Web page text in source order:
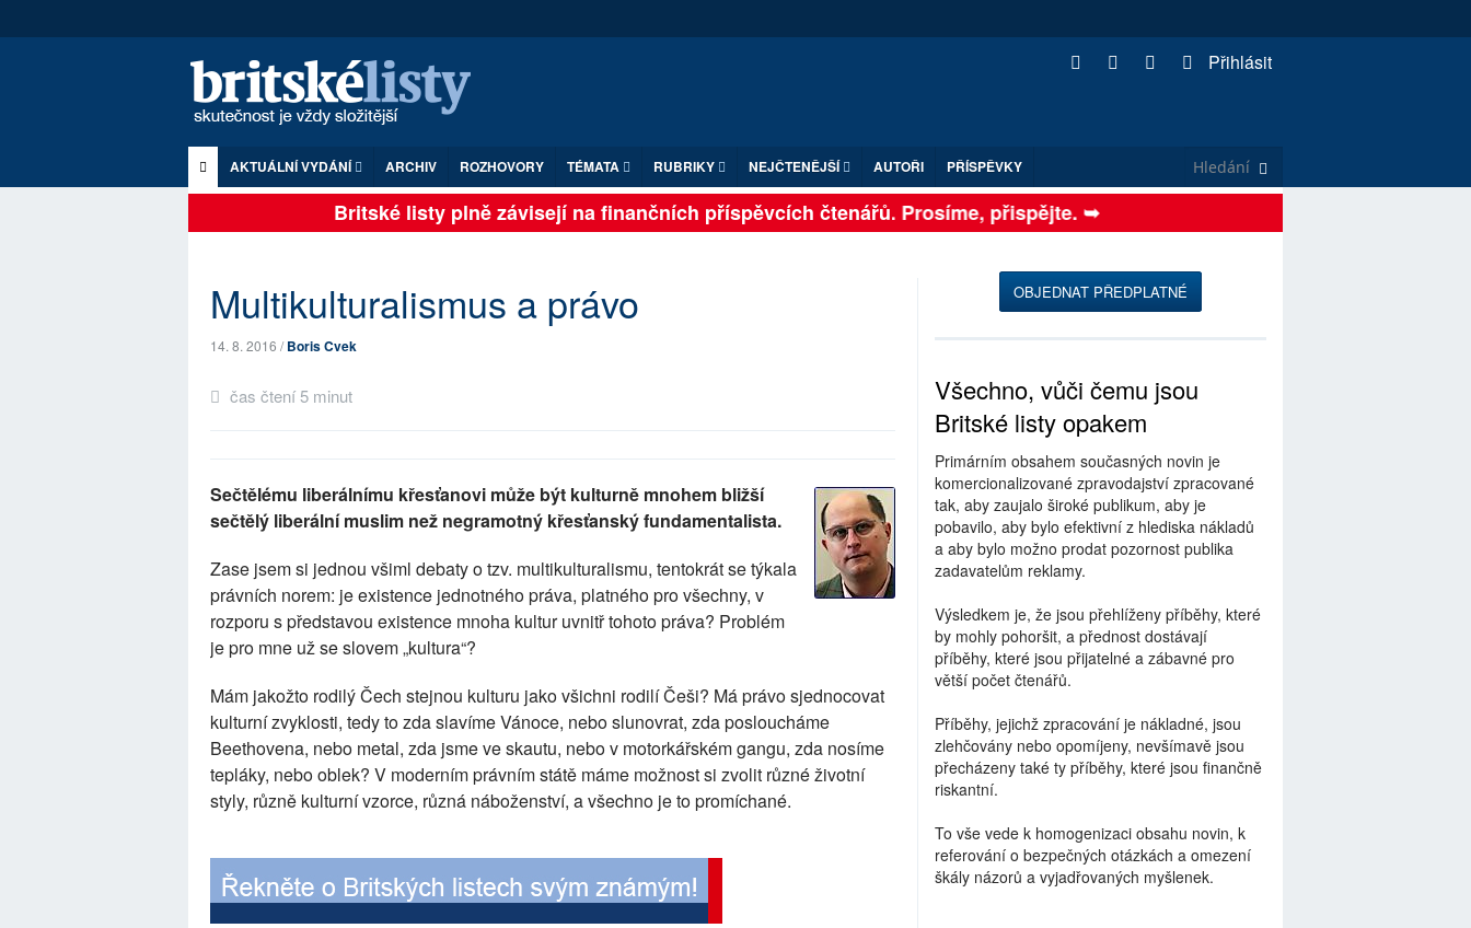
Přihlásit
AKTUÁLNÍ VYDÁNÍ ARCHIV ROZHOVORY TÉMATA RUBRIKY NEJČTENĚJŠÍ AUTOŘI PŘÍSPĚVKY
Britské listy plně závisejí na finančních příspěvcích čtenářů. Prosíme, přispějte. ➥
Multikulturalismus a právo
14. 8. 2016 /Boris Cvek
čas čtení 5 minut
Sečtělému liberálnímu křesťanovi může být kulturně mnohem bližší
sečtělý liberální muslim než negramotný křesťanský fundamentalista.
Zase jsem si jednou všiml debaty o tzv. multikulturalismu, tentokrát se týkala
právních norem: je existence jednotného práva, platného pro všechny, v
rozporu s představou existence mnoha kultur uvnitř tohoto práva? Problém
je pro mne už se slovem „kultura“?
Mám jakožto rodilý Čech stejnou kulturu jako všichni rodilí Češi? Má právo sjednocovat
kulturní zvyklosti, tedy to zda slavíme Vánoce, nebo slunovrat, zda posloucháme
Beethovena, nebo metal, zda jsme ve skautu, nebo v motorkářském gangu, zda nosíme
tepláky, nebo oblek? V moderním právním státě máme možnost si zvolit různé životní
styly, různě kulturní vzorce, různá náboženství, a všechno je to promíchané.
OBJEDNAT PŘEDPLATNÉ
Všechno, vůči čemu jsou
Britské listy opakem
Primárním obsahem současných novin je
komercionalizované zpravodajství zpracované
tak, aby zaujalo široké publikum, aby je
pobavilo, aby bylo efektivní z hlediska nákladů
a aby bylo možno prodat pozornost publika
zadavatelům reklamy.
Výsledkem je, že jsou přehlíženy příběhy, které
by mohly pohoršit, a přednost dostávají
příběhy, které jsou přijatelné a zábavné pro
větší počet čtenářů.
Příběhy, jejichž zpracování je nákladné, jsou
zlehčovány nebo opomíjeny, nevšímavě jsou
přecházeny také ty příběhy, které jsou finančně
riskantní.
To vše vede k homogenizaci obsahu novin, k
referování o bezpečných otázkách a omezení
škály názorů a vyjadřovaných myšlenek.